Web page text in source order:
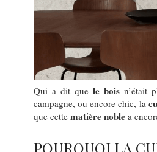
Qui a dit que le bois n’était
campagne, ou encore chic, la
que cette matière noble a
POURQUOI LA